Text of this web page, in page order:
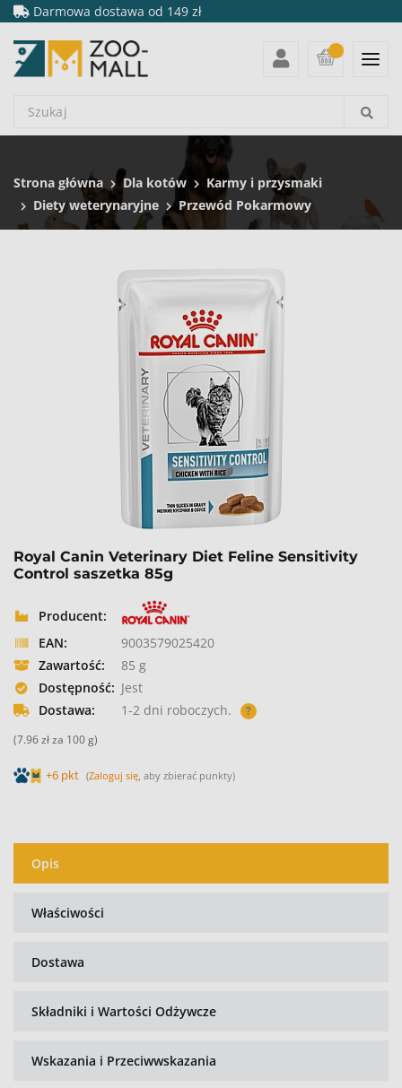
Darmowa dostawa od 149 zł
Strona główna Dla kotów
Karmy i przysmaki
Diety weterynaryjne
Przewód Pokarmowy
Royal Canin Veterinary Diet Feline Sensitivity
Control saszetka 85g
Producent:
EAN:
9003579025420
Zawartość:
85 g
Dostępność: Jest
Dostawa:
1-2 dni roboczych. ?
(7.96 zł za 100 g)
+6 pkt (Zaloguj się , aby zbierać punkty)
Opis
Właściwości
Dostawa
Składniki i Wartości Odżywcze
Wskazania i Przeciwwskazania